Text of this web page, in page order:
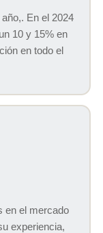
En el 2024
10 y 15% en
en todo el
en el mercado
experiencia,